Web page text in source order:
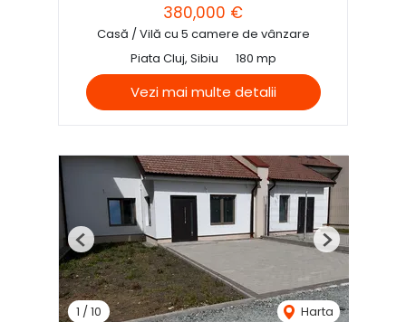
380,000 €
Casă / Vilă cu 5 camere de vânzare
Piata Cluj, Sibiu
180 mp
Vezi mai multe detalii
1 / 10 Harta
Previous Next